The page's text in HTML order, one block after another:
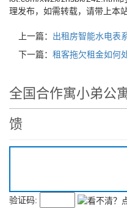
理发布，如需转载，请带上本站
上一篇： 出租房智能水电表
下一篇： 租客拖欠租金如何
全国合作寓小弟公
馈
验证码: